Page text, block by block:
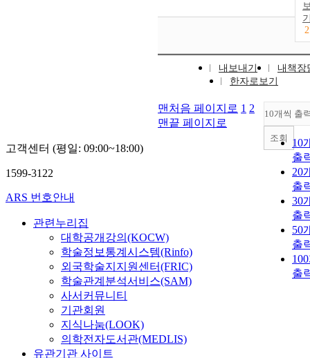
2
내보내기
내책장
한자로보기
10개씩 출
10
출
20
출
30
출
50
출
출
조회
맨처음 페이지로 1 2
맨끝 페이지로
고객센터 (평일: 09:00~18:00)
1599-3122
ARS 번호안내
관련누리집
대학공개강의(KOCW)
학술정보통계시스템(Rinfo)
외국학술지지원센터(FRIC)
학술관계분석서비스(SAM)
사서커뮤니티
기관회원
지식나눔(LOOK)
의학전자도서관(MEDLIS)
유관기관 사이트